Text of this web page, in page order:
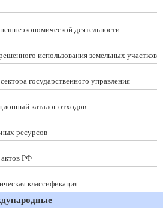
деятельности
использования земельных участков
государственного управления
каталог отходов
ресурсов
РФ
классификация